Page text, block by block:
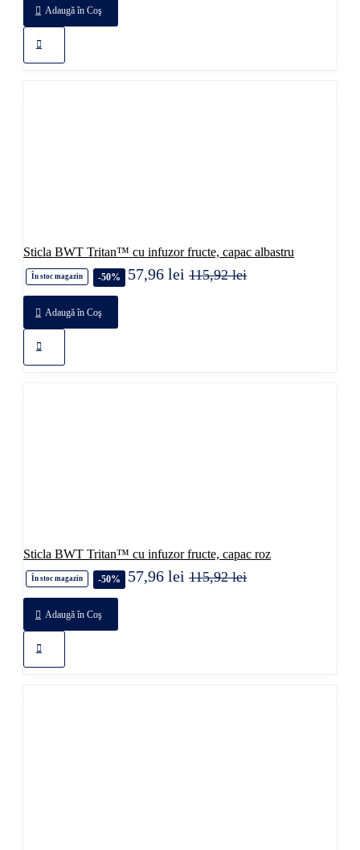
Adaugă în Coş
Sticla BWT Tritan™ cu infuzor fructe, capac albastru
În stoc magazin -50% 57,96 lei 115,92 lei
Adaugă în Coş
Sticla BWT Tritan™ cu infuzor fructe, capac roz
În stoc magazin -50% 57,96 lei 115,92 lei
Adaugă în Coş